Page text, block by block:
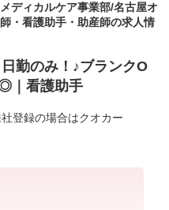
ディカルケア事業部/名古屋オ
・看護助手・助産師の求人情
勤のみ！♪ブランクO
｜看護助手
登録の場合はクオカー